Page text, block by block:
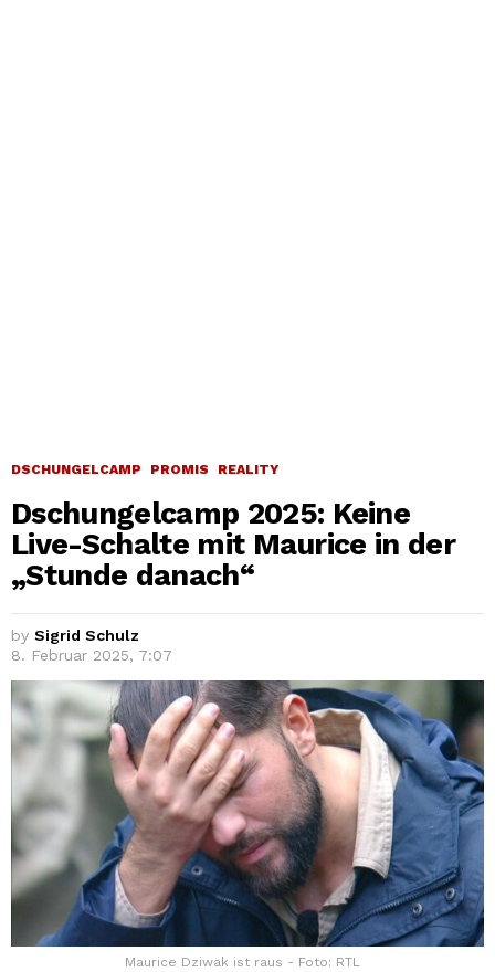
DSCHUNGELCAMP PROMIS REALITY
Dschungelcamp 2025: Keine
Live-Schalte mit Maurice in der
„Stunde danach“
by Sigrid Schulz
8. Februar 2025, 7:07
Maurice Dziwak ist raus - Foto: RTL